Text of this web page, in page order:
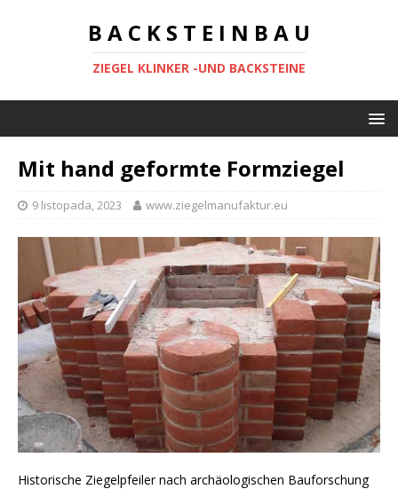
B A C K S T E I N B A U
ZIEGEL KLINKER -UND BACKSTEINE
Mit hand geformte Formziegel
9 listopada, 2023 www.ziegelmanufaktur.eu
Historische Ziegelpfeiler nach archäologischen Bauforschung